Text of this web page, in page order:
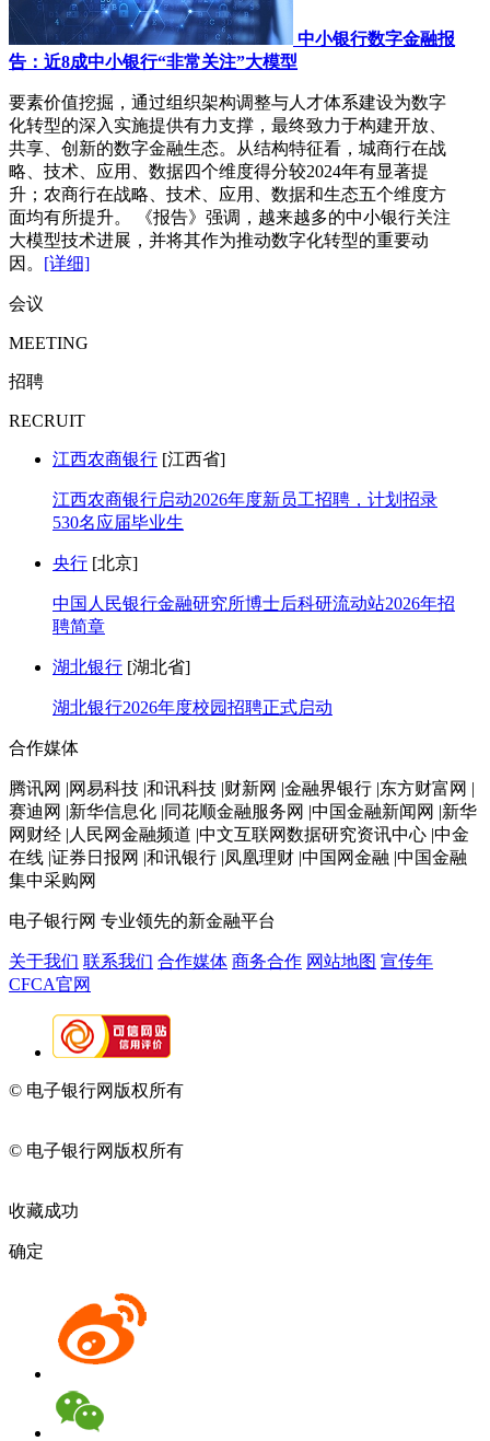
中小银行数字金融报
告：近8成中小银行“非常关注”大模型
要素价值挖掘，通过组织架构调整与人才体系建设为数字
化转型的深入实施提供有力支撑，最终致力于构建开放、
共享、创新的数字金融生态。从结构特征看，城商行在战
略、技术、应用、数据四个维度得分较2024年有显著提
升；农商行在战略、技术、应用、数据和生态五个维度方
面均有所提升。 《报告》强调，越来越多的中小银行关注
大模型技术进展，并将其作为推动数字化转型的重要动
因。 [详细]
会议
MEETING
招聘
RECRUIT
江西农商银行 [江西省]
江西农商银行启动2026年度新员工招聘，计划招录
530名应届毕业生
央行 [北京]
中国人民银行金融研究所博士后科研流动站2026年招
聘简章
湖北银行 [湖北省]
湖北银行2026年度校园招聘正式启动
合作媒体
腾讯网 |网易科技 |和讯科技 |财新网 |金融界银行 |东方财富网 |
赛迪网 |新华信息化 |同花顺金融服务网 |中国金融新闻网 |新华
网财经 |人民网金融频道 |中文互联网数据研究资讯中心 |中金
在线 |证券日报网 |和讯银行 |凤凰理财 |中国网金融 |中国金融
集中采购网
电子银行网 专业领先的新金融平台
关于我们 联系我们 合作媒体 商务合作 网站地图 宣传年
CFCA官网
© 电子银行网版权所有
© 电子银行网版权所有
收藏成功
确定